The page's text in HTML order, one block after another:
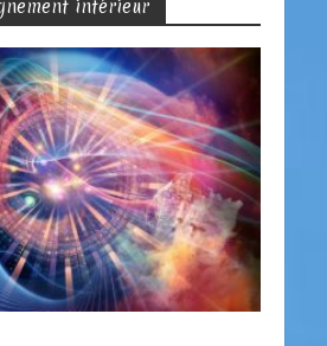
intérieur